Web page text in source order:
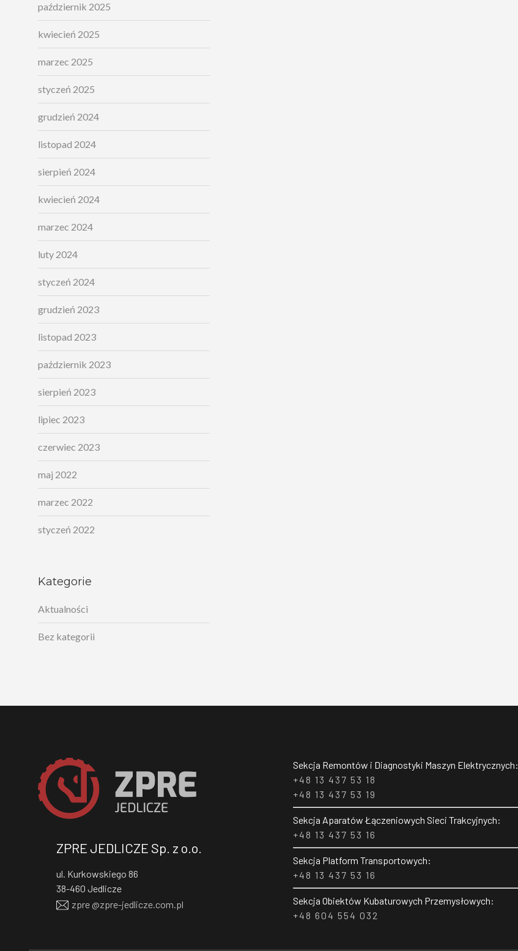
październik 2025
kwiecień 2025
marzec 2025
styczeń 2025
grudzień 2024
listopad 2024
sierpień 2024
kwiecień 2024
marzec 2024
luty 2024
styczeń 2024
grudzień 2023
listopad 2023
październik 2023
sierpień 2023
lipiec 2023
czerwiec 2023
maj 2022
marzec 2022
styczeń 2022
Kategorie
Aktualności
Bez kategorii
ZPRE JEDLICZE Sp. z o.o.
ul. Kurkowskiego 86
38-460 Jedlicze
zpre @RFX$
zpre-jedlicze.com.pl
Sekcja Remontów i Diagnostyki Maszyn Elektrycznych:
+48 13 437 53 18
+48 13 437 53 19
Sekcja Aparatów Łączeniowych Sieci Trakcyjnych:
+48 13 437 53 16
Sekcja Platform Transportowych:
+48 13 437 53 16
Sekcja Obiektów Kubaturowych Przemysłowych:
+48 604 554 032